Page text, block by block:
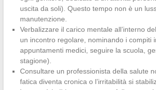
uscita da soli). Questo tempo non è un
manutenzione.
Verbalizzare il carico mentale all’interno
un incontro regolare, nominando i compiti
appuntamenti medici, seguire la scuola,
stagione).
Consultare un professionista della salute
fatica diventa cronica o l’irritabilità si